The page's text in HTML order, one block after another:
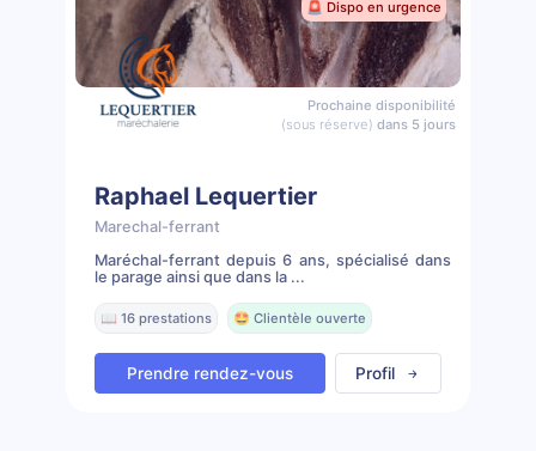
🚨 Dispo en urgence
Prochaine disponibilité
(sous réserve) dans 5 jours
Raphael Lequertier
Marechal-ferrant
Maréchal-ferrant depuis 6 ans, spécialisé dans
le parage ainsi que dans la ...
📖 16 prestations 🤩 Clientèle ouverte
Prendre rendez-vous Profil